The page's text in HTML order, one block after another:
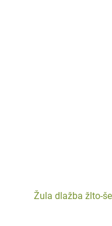
Žula dlažba žlto-